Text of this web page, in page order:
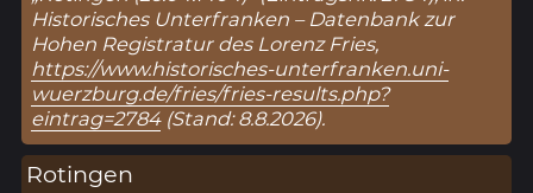
Historisches Unterfranken – Datenbank zur
Hohen Registratur des Lorenz Fries,
https://www.historisches-unterfranken.uni-
wuerzburg.de/fries/fries-results.php?
eintrag=2784(Stand: 8.8.2026).
Rotingen